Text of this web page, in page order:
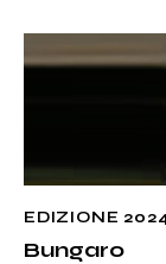
EDIZIONE
Bungaro